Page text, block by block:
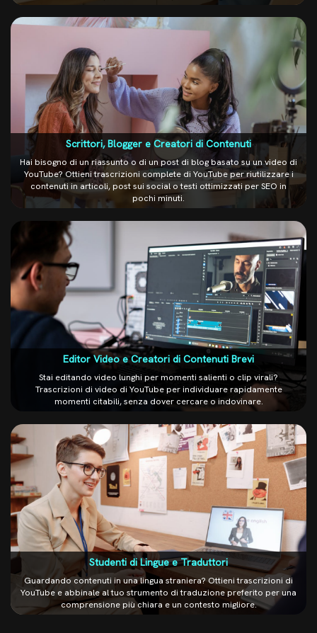
Scrittori, Blogger e Creatori di Contenuti
Hai bisogno di un riassunto o di un post di blog basato su un video di
YouTube? Ottieni trascrizioni complete di YouTube per riutilizzare i
contenuti in articoli, post sui social o testi ottimizzati per SEO in
pochi minuti.
Editor Video e Creatori di Contenuti Brevi
Stai editando video lunghi per momenti salienti o clip virali?
Trascrizioni di video di YouTube per individuare rapidamente
momenti citabili, senza dover cercare o indovinare.
Studenti di Lingue e Traduttori
Guardando contenuti in una lingua straniera? Ottieni trascrizioni di
YouTube e abbinale al tuo strumento di traduzione preferito per una
comprensione più chiara e un contesto migliore.